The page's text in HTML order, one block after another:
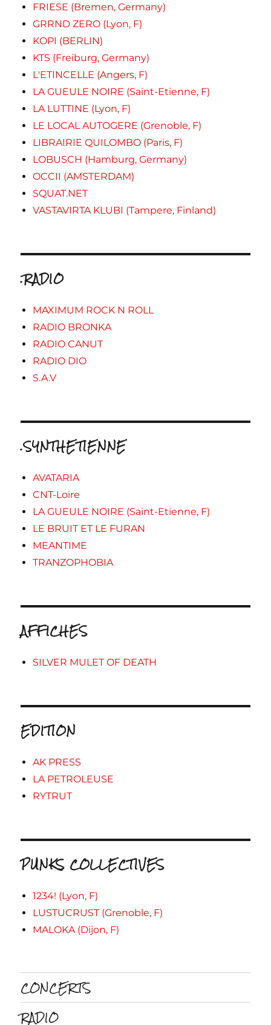
FRIESE (Bremen, Germany)
GRRND ZERO (Lyon, F)
KOPI (BERLIN)
KTS (Freiburg, Germany)
L'ETINCELLE (Angers, F)
LA GUEULE NOIRE (Saint-Etienne, F)
LA LUTTINE (Lyon, F)
LE LOCAL AUTOGERE (Grenoble, F)
LIBRAIRIE QUILOMBO (Paris, F)
LOBUSCH (Hamburg, Germany)
OCCII (AMSTERDAM)
SQUAT.NET
VASTAVIRTA KLUBI (Tampere, Finland)
.RADIO
MAXIMUM ROCK N ROLL
RADIO BRONKA
RADIO CANUT
RADIO DIO
S.A.V
.SYNTHETIENNE
AVATARIA
CNT-Loire
LA GUEULE NOIRE (Saint-Etienne, F)
LE BRUIT ET LE FURAN
MEANTIME
TRANZOPHOBIA
AFFICHES
SILVER MULET OF DEATH
EDITION
AK PRESS
LA PETROLEUSE
RYTRUT
PUNKS COLLECTIVES
1234! (Lyon, F)
LUSTUCRUST (Grenoble, F)
MALOKA (Dijon, F)
CONCERTS
RADIO